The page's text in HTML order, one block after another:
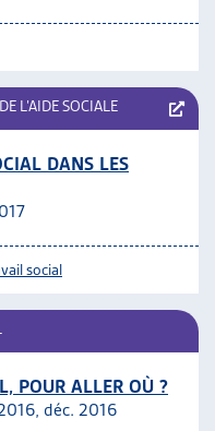
L’AIDE SOCIALE
DANS LES
social
POUR ALLER OÙ ?
déc. 2016